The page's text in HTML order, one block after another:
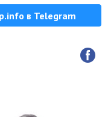
в Telegram